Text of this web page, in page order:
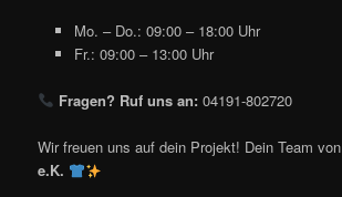
Mo. – Do.: 09:00 – 18:00 Uhr
Fr.: 09:00 – 13:00 Uhr
Fragen? Ruf uns an: 04191-802720
Wir freuen uns auf dein Projekt! Dein Team von
e.K.